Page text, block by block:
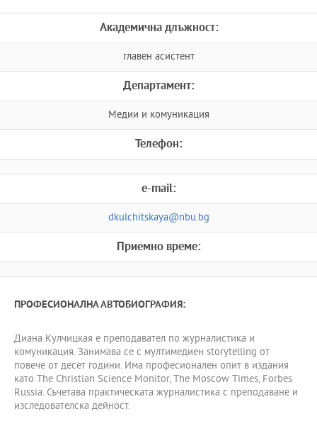
Академична длъжност:
главен асистент
Департамент:
Медии и комуникация
Телефон:
e-mail:
dkulchitskaya@nbu.bg
Приемно време:
ПРОФЕСИОНАЛНА АВТОБИОГРАФИЯ:
Диана Кулчицкая е преподавател по журналистика и
комуникация. Занимава се с мултимедиен storytelling от
повече от десет години. Има професионален опит в издания
като The Christian Science Monitor, The Moscow Times, Forbes
Russia. Съчетава практическата журналистика с преподаване и
изследователска дейност.